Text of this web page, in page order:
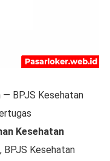
— BPJS Kesehatan
Kesehatan
BPJS Kesehatan